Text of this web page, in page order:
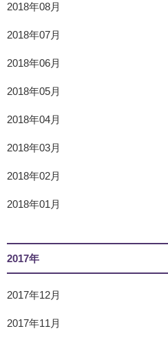
2018年08月
2018年07月
2018年06月
2018年05月
2018年04月
2018年03月
2018年02月
2018年01月
2017年
2017年12月
2017年11月